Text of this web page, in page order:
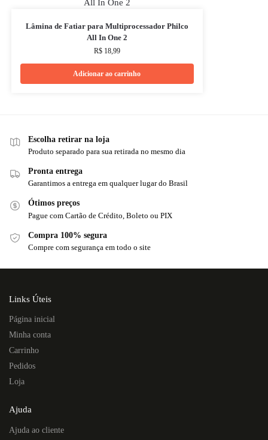
Lâmina de Fatiar para Multiprocessador Philco
All In One 2
R$18,99
Adicionar ao carrinho
Escolha retirar na loja
Produto separado para sua retirada no mesmo dia
Pronta entrega
Garantimos a entrega em qualquer lugar do Brasil
Ótimos preços
Pague com Cartão de Crédito, Boleto ou PIX
Compra 100% segura
Compre com segurança em todo o site
Links Úteis
Página inicial
Minha conta
Carrinho
Pedidos
Loja
Ajuda
Ajuda ao cliente